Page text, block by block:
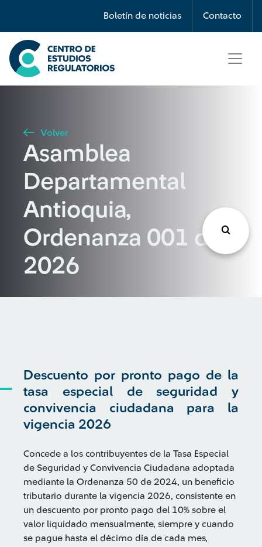
Boletín de noticias Contacto
Búsqueda
Seleccione país
Buscar
Volver
Asamblea
Departamental
Antioquia,
Ordenanza 001 de
2026
Descuento por pronto pago de la
tasa especial de seguridad y
convivencia ciudadana para la
vigencia 2026
Concede a los contribuyentes de la Tasa Especial
de Seguridad y Convivencia Ciudadana adoptada
mediante la Ordenanza 50 de 2024, un beneficio
tributario durante la vigencia 2026, consistente en
un descuento por pronto pago del 10% sobre el
valor liquidado mensualmente, siempre y cuando
se pague hasta el décimo día de cada mes,